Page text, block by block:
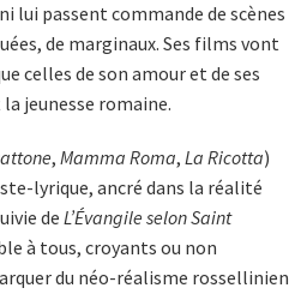
lui passent commande de scènes
de marginaux. Ses films vont
celles de son amour et de ses
jeunesse romaine.
, Mamma Roma, La Ricotta)
lyrique, ancré dans la réalité
de L’Évangile selon Saint
à tous, croyants ou non
du néo-réalisme rossellinien